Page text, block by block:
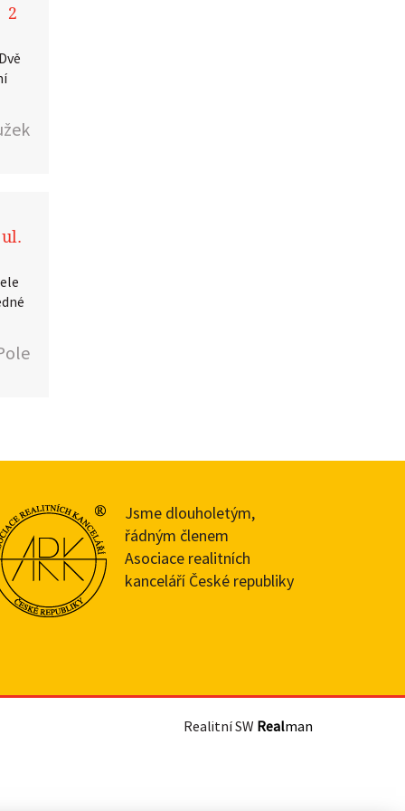
2
Jsme dlouholetým,
řádným členem
Asociace realitních
kanceláří České republiky
Realitní SW Realman